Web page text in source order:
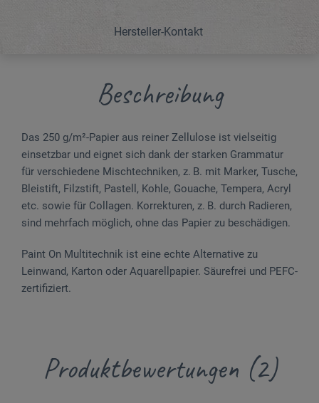
Hersteller-Kontakt
Beschreibung
Das 250 g/m²-Papier aus reiner Zellulose ist vielseitig
einsetzbar und eignet sich dank der starken Grammatur
für verschiedene Mischtechniken, z. B. mit Marker, Tusche,
Bleistift, Filzstift, Pastell, Kohle, Gouache, Tempera, Acryl
etc. sowie für Collagen. Korrekturen, z. B. durch Radieren,
sind mehrfach möglich, ohne das Papier zu beschädigen.
Paint On Multitechnik ist eine echte Alternative zu
Leinwand, Karton oder Aquarellpapier. Säurefrei und PEFC-
zertifiziert.
Produktbewertungen (2)